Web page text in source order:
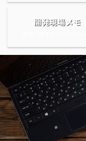
開発現場メモ